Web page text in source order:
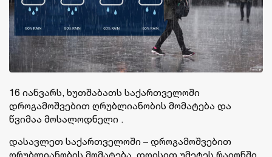
16 იანვარს, ხუთშაბათს საქართველოში
დროგამოშვებით ღრუბლიანობის მომატება და
წვიმაა მოსალოდნელი .
დასავლეთ საქართველოში – დროგამოშვებით